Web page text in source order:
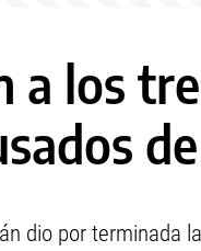
a los
dio por terminada